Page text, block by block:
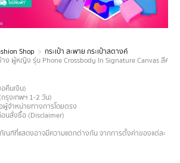
Shop
กระเป๋า สะพาย กระเป๋าสตางค์
าง ผู้หญิง รุ่น Phone Crossbody In Signature Canvas สีครีม
คืนเงิน)
รุงเทพฯ 1-2 วัน)
จำหน่ายทางการโดยตรง
นสั่งซื้อ (Disclaimer)
ณฑ์ที่แสดงอาจมีความแตกต่างกัน จากการตั้งค่าของแต่ละ